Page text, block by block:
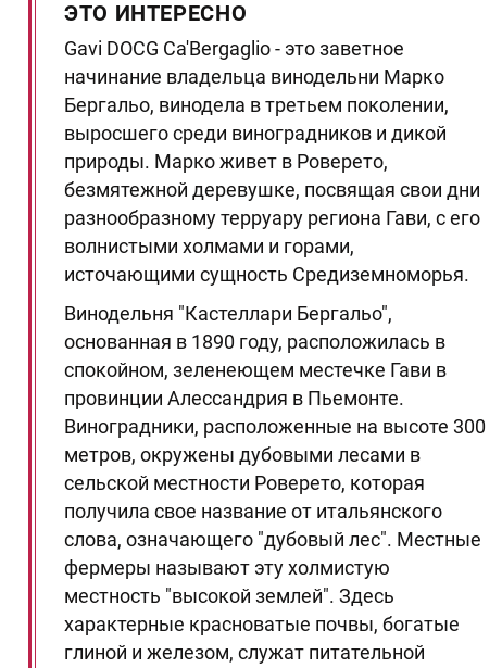
ЭТО ИНТЕРЕСНО
Gavi DOCG Ca'Bergaglio - это заветное
начинание владельца винодельни Марко
Бергальо, винодела в третьем поколении,
выросшего среди виноградников и дикой
природы. Марко живет в Роверето,
безмятежной деревушке, посвящая свои дни
разнообразному терруару региона Гави, с его
волнистыми холмами и горами,
источающими сущность Средиземноморья.
Винодельня "Кастеллари Бергальо",
основанная в 1890 году, расположилась в
спокойном, зеленеющем местечке Гави в
провинции Алессандрия в Пьемонте.
Виноградники, расположенные на высоте 300
метров, окружены дубовыми лесами в
сельской местности Роверето, которая
получила свое название от итальянского
слова, означающего "дубовый лес". Местные
фермеры называют эту холмистую
местность "высокой землей". Здесь
характерные красноватые почвы, богатые
глиной и железом, служат питательной